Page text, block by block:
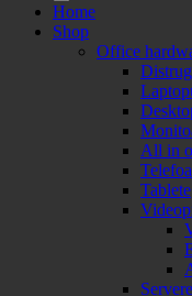
Home
Shop
Office
All in
Tablete